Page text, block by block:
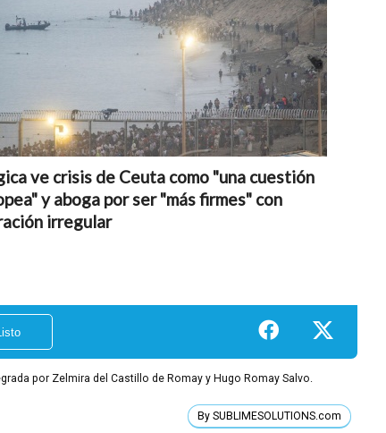
ve crisis de Ceuta como "una cuestión
y aboga por ser "más firmes" con
irregular
por Zelmira del Castillo de Romay y Hugo Romay Salvo.
By SUBLIMESOLUTIONS.com